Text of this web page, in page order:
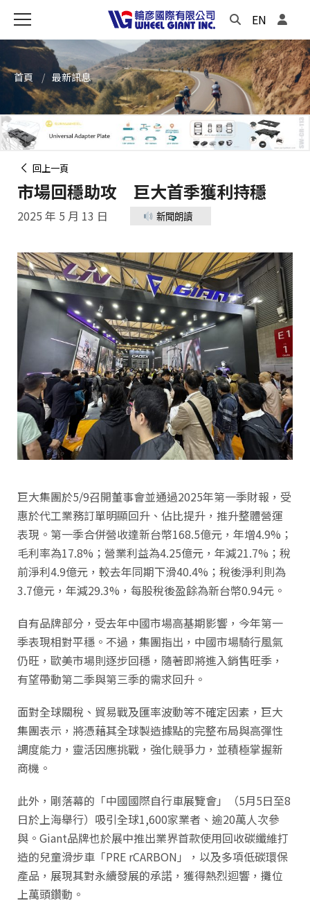
EN
首頁 最新訊息
回上一頁
市場回穩助攻 巨大首季獲利持穩
2025 年 5 月 13 日 新聞朗讀
巨大集團於5/9召開董事會並通過2025年第一季財報，受
惠於代工業務訂單明顯回升、佔比提升，推升整體營運
表現。第一季合併營收達新台幣168.5億元，年增4.9%；
毛利率為17.8%；營業利益為4.25億元，年減21.7%；稅
前淨利4.9億元，較去年同期下滑40.4%；稅後淨利則為
3.7億元，年減29.3%，每股稅後盈餘為新台幣0.94元。
自有品牌部分，受去年中國市場高基期影響，今年第一
季表現相對平穩。不過，集團指出，中國市場騎行風氣
仍旺，歐美市場則逐步回穩，隨著即將進入銷售旺季，
有望帶動第二季與第三季的需求回升。
面對全球關稅、貿易戰及匯率波動等不確定因素，巨大
集團表示，將憑藉其全球製造據點的完整布局與高彈性
調度能力，靈活因應挑戰，強化競爭力，並積極掌握新
商機。
此外，剛落幕的「中國國際自行車展覽會」（5月5日至8
日於上海舉行）吸引全球1,600家業者、逾20萬人次參
與。Giant品牌也於展中推出業界首款使用回收碳纖維打
造的兒童滑步車「PRE rCARBON」，以及多項低碳環保
產品，展現其對永續發展的承諾，獲得熱烈迴響，攤位
上萬頭鑽動。